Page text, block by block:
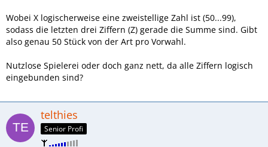
Wobei X logischerweise eine zweistellige Zahl ist (50...99),
sodass die letzten drei Ziffern (Z) gerade die Summe sind. Gibt
also genau 50 Stück von der Art pro Vorwahl.
Nutzlose Spielerei oder doch ganz nett, da alle Ziffern logisch
eingebunden sind?
telthies
Senior Profi